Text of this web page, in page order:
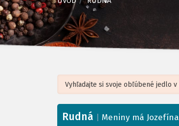
+
Rudná Meniny má Jozefína